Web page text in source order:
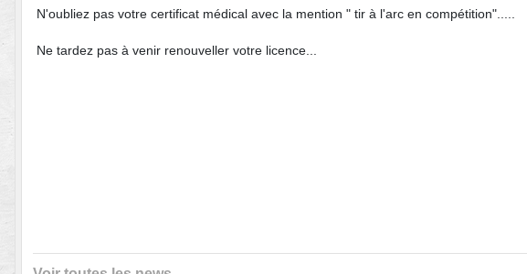
N'oubliez pas votre certificat médical avec la mention " tir à l'arc en compétition".....
Ne tardez pas à venir renouveller votre licence...